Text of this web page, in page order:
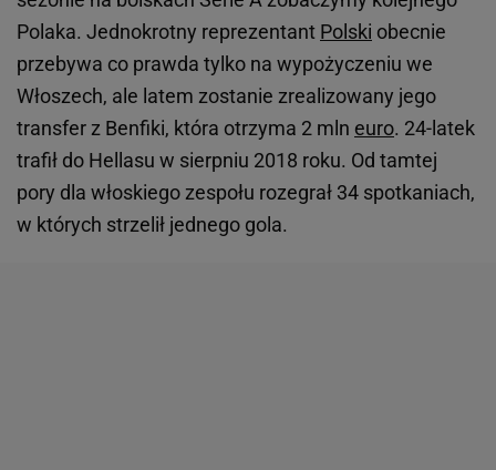
Polaka. Jednokrotny reprezentant Polski obecnie
przebywa co prawda tylko na wypożyczeniu we
Włoszech, ale latem zostanie zrealizowany jego
transfer z Benfiki, która otrzyma 2 mln euro. 24-latek
trafił do Hellasu w sierpniu 2018 roku. Od tamtej
pory dla włoskiego zespołu rozegrał 34 spotkaniach,
w których strzelił jednego gola.